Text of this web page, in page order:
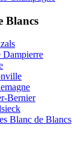
Blancs
Dampierre
Bernier
Blanc de Blancs